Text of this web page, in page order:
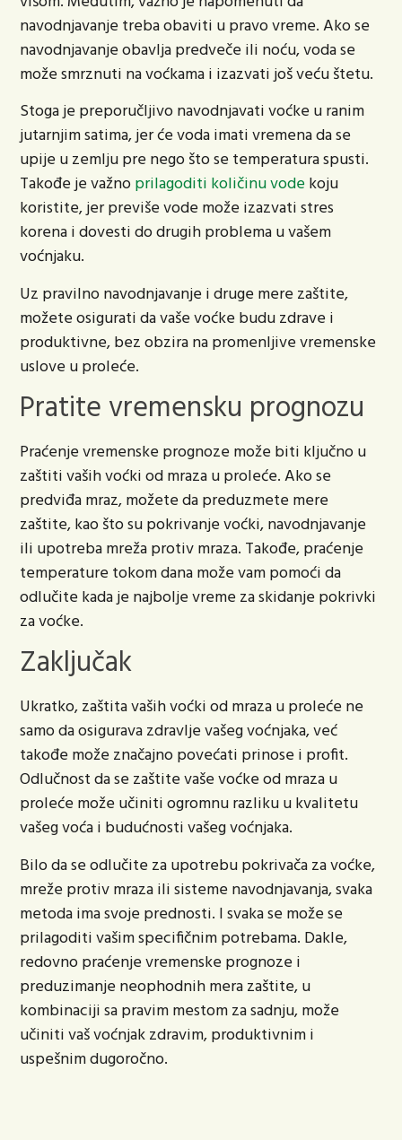
navodnjavanje treba obaviti u pravo vreme. Ako se
navodnjavanje obavlja predveče ili noću, voda se
može smrznuti na voćkama i izazvati još veću štetu.
Stoga je preporučljivo navodnjavati voćke u ranim
jutarnjim satima, jer će voda imati vremena da se
upije u zemlju pre nego što se temperatura spusti.
Takođe je važnoprilagoditi količinu vodekoju
koristite, jer previše vode može izazvati stres
korena i dovesti do drugih problema u vašem
voćnjaku.
Uz pravilno navodnjavanje i druge mere zaštite,
možete osigurati da vaše voćke budu zdrave i
produktivne, bez obzira na promenljive vremenske
uslove u proleće.
Pratite vremensku prognozu
Praćenje vremenske prognoze može biti ključno u
zaštiti vaših voćki od mraza u proleće. Ako se
predviđa mraz, možete da preduzmete mere
zaštite, kao što su pokrivanje voćki, navodnjavanje
ili upotreba mreža protiv mraza. Takođe, praćenje
temperature tokom dana može vam pomoći da
odlučite kada je najbolje vreme za skidanje pokrivki
za voćke.
Zaključak
Ukratko, zaštita vaših voćki od mraza u proleće ne
samo da osigurava zdravlje vašeg voćnjaka, već
takođe može značajno povećati prinose i profit.
Odlučnost da se zaštite vaše voćke od mraza u
proleće može učiniti ogromnu razliku u kvalitetu
vašeg voća i budućnosti vašeg voćnjaka.
Bilo da se odlučite za upotrebu pokrivača za voćke,
mreže protiv mraza ili sisteme navodnjavanja, svaka
metoda ima svoje prednosti. I svaka se može se
prilagoditi vašim specifičnim potrebama. Dakle,
redovno praćenje vremenske prognoze i
preduzimanje neophodnih mera zaštite, u
kombinaciji sa pravim mestom za sadnju, može
učiniti vaš voćnjak zdravim, produktivnim i
uspešnim dugoročno.